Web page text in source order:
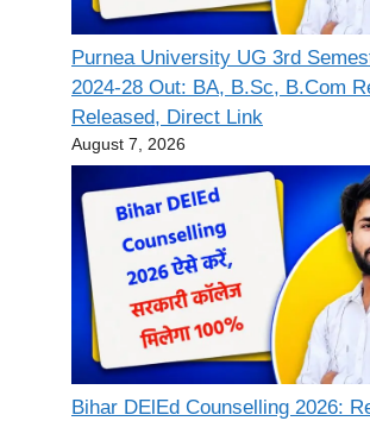
Purnea University UG 3rd
2024-28 Out: BA, B.Sc, B.Com
Released, Direct Link
August 7, 2026
Bihar DElEd Counselling 2026: